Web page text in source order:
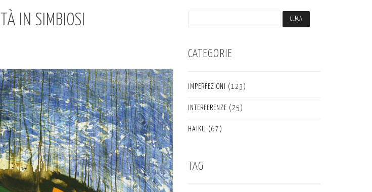
IN SIMBIOSI
CATEGORIE
IMPERFEZIONI (123)
INTERFERENZE (25)
HAIKU (67)
TAG